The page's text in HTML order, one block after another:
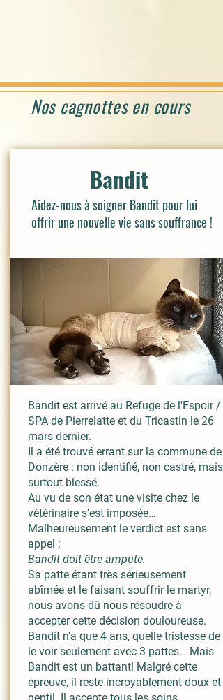
Nos cagnottes en cours
Bandit
Aidez-nous à soigner Bandit pour lui
offrir une nouvelle vie sans souffrance !
Bandit est arrivé au Refuge de l'Espoir /
SPA de Pierrelatte et du Tricastin le 26
mars dernier.
Il a été trouvé errant sur la commune de
Donzère : non identifié, non castré, mais
surtout blessé.
Au vu de son état une visite chez le
vétérinaire s'est imposée…
Malheureusement le verdict est sans
appel :
Bandit doit être amputé.
Sa patte étant très sérieusement
abîmée et le faisant souffrir le martyr,
nous avons dû nous résoudre à
accepter cette décision douloureuse.
Bandit n'a que 4 ans, quelle tristesse de
le voir seulement avec 3 pattes… Mais
Bandit est un battant! Malgré cette
épreuve, il reste incroyablement doux et